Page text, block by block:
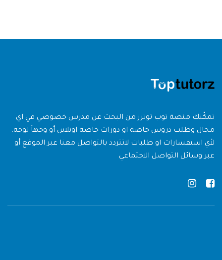
تمكّنك منصة توب توترز من البحث عن مدرس خصوصي في اي
مجال وطلب دروس خاصة او دورات خاصة اونلاين أو وجهاً لوجه.
لأي استفسارات او طلبات لاتتردد بالتواصل معنا عبر الموقع أو
عبر وسائل التواصل الاجتماعي